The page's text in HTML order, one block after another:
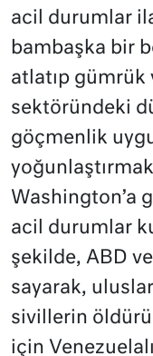
acil durumlar
bambaşka bir
atlatıp
sektöründeki
göçmenlik
Washington’a
acil durumlar
şekilde, ABD
sayarak,
sivillerin
için